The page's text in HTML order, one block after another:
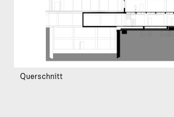
Querschnitt